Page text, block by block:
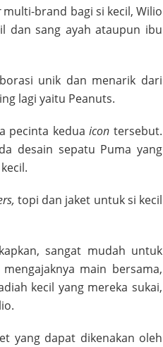
multi-brand bagi si kecil, Wilio
dan sang ayah ataupun ibu
unik dan menarik dari
lagi yaitu Peanuts.
pecinta keduaicontersebut.
desain sepatu Puma yang
, topi dan jaket untuk si kecil
sangat mudah untuk
main bersama,
kecil yang mereka sukai,
yang dapat dikenakan oleh